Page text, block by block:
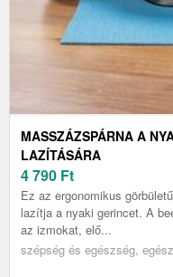
MASSZÁZSPÁRNA A
LAZÍTÁSÁRA
4 790 Ft
Ez az ergonomikus
lazítja a nyaki gerincet. A
az izmokat, elő...
szépség és egészség,